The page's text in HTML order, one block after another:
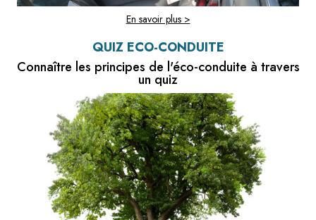
En savoir plus >
QUIZ ÉCO-CONDUITE
Connaître les principes de l'éco-conduite à travers
un quiz